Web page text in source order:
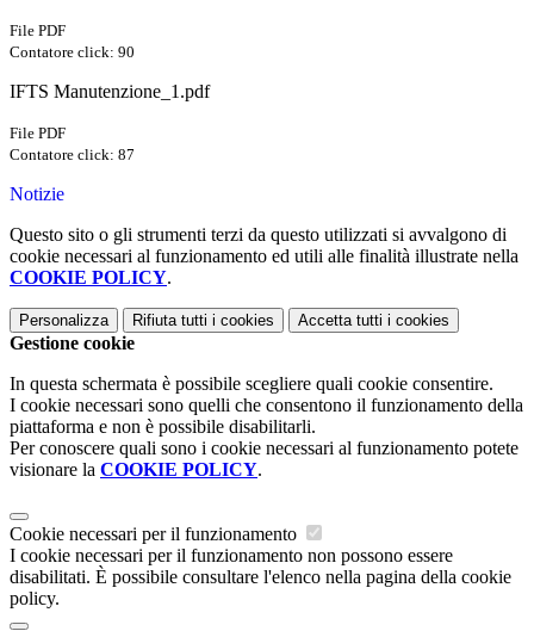
File PDF
Contatore click: 90
IFTS Manutenzione_1.pdf
File PDF
Contatore click: 87
Notizie
Questo sito o gli strumenti terzi da questo utilizzati si avvalgono di
cookie necessari al funzionamento ed utili alle finalità illustrate nella
COOKIE POLICY.
Personalizza Rifiuta tutti i cookies Accetta tutti i cookies
Gestione cookie
In questa schermata è possibile scegliere quali cookie consentire.
I cookie necessari sono quelli che consentono il funzionamento della
piattaforma e non è possibile disabilitarli.
Per conoscere quali sono i cookie necessari al funzionamento potete
visionare la COOKIE POLICY.
Cookie necessari per il funzionamento
I cookie necessari per il funzionamento non possono essere
disabilitati. È possibile consultare l'elenco nella pagina della cookie
policy.